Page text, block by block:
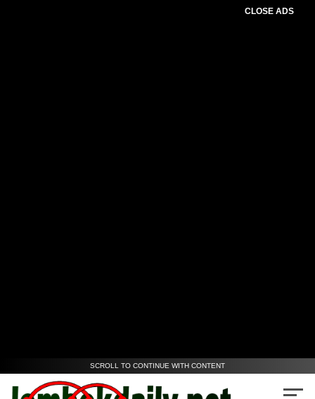
CLOSE ADS
SCROLL TO CONTINUE WITH CONTENT